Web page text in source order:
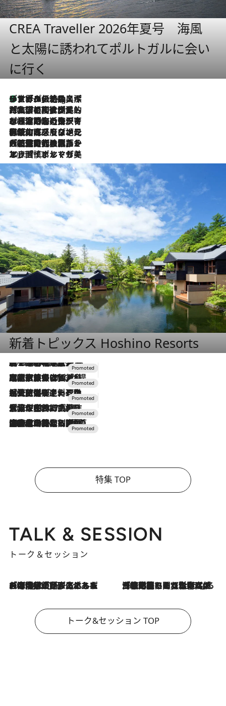
CREA Traveller 2026年夏号 海風
と太陽に誘われてポルトガルに会い
に行く
11 Hours Ago
リスボンの絶品スイーツ「パステル・デ・ナタ」とは？ポルトガル伝統の奥深い世界へ
2026.7.27
「私の祖国はポルトガル語です」国民的詩人フェルナンド・ペソアと、彼が愛した文学の街を歩く
2026.7.26
ポルトガル近海が育む極上の海の幸。キリリと冷えた白ワインと愉しむ、シーフード専門店の贅沢
2026.7.22
伝統の味をモダンに昇華。高感度な地元客が集う、リスボンの最旬ガストロノミー
2026.7.21
大航海時代の栄華から、震災、独裁、そして革命へ。ポルトガル・首都リスボンの石畳に刻まれた「歴史の光と影」
2026.7.13
エッセイ・ヤマザキマリ「慎ましくも美しき国 ポルトガル」
新着トピックス Hoshino Resorts
2026.8.7
【トンボの足水浴】ヒノキの香りに包まれて涼感マックス！約13℃の湧水かけ流しを避暑地「星野温泉 トンボの湯」で体験
2026.7.31
【ホテル帰省】という選択肢をOMOが提案。家族とほどよい距離を保つには「昼は実家、夜は気兼ねなくホテルで！」
2026.7.24
【夏限定ディナーコース】旬を迎える稚鮎や花ズッキーニなどをイタリア・トスカーナの郷土料理の手法で満喫！
2026.7.17
「土佐和ハーブかき氷」がOMO7高知に登場！生姜、山椒、大葉など目にも舌にも涼を呼ぶ郷土の味
2026.7.10
NEW OPEN！【界 草津】名湯の地に誕生。趣の異なる2種の温泉と上州ならではの会席・蕎麦割烹など美食を味わう究極の癒やし旅
特集 TOP
TALK & SESSION
トーク＆セッション
2026.8.3
「今後値上げがあるとすれば…」「リスクがあるのは今年の冬」エネルギー専門家が語る、ホルムズ海峡封鎖が家庭にもたらす“ある心配” 2026.8.3
「住宅建てられない…」「サーチャージ料の高値が続いている」ホルムズ海峡封鎖による影響はいつまで続く？《エネルギー専門家に聞く“どうなる日本の暮らし”》
トーク&セッション TOP